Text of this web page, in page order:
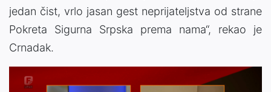
jedan čist, vrlo jasan gest neprijateljstva od strane
Pokreta Sigurna Srpska prema nama“, rekao je
Crnadak.